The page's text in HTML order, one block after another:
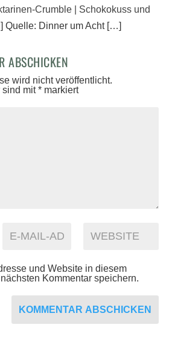
Crumble | Schokokuss und
Quelle: Dinner um Acht […]
ABSCHICKEN
wird nicht veröffentlicht.
sind mit* markiert
und Website in diesem
Kommentar speichern.
KOMMENTAR ABSCHICKEN